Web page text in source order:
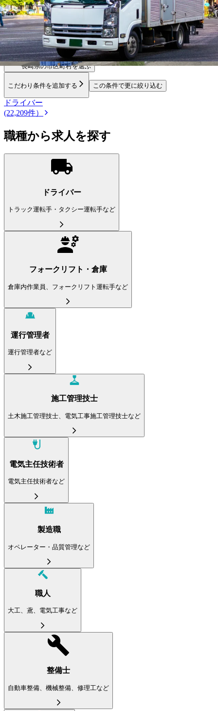
勤務エリア
都道府県を変更
長崎県の市区町村を選ぶ
こだわり条件を追加する この条件で更に絞り込む
ドライバー
(22,209件）
職種から求人を探す
ドライバー
トラック運転手・タクシー運転手など
フォークリフト・倉庫
倉庫内作業員、フォークリフト運転手など
運行管理者
運行管理者など
施工管理技士
土木施工管理技士、電気工事施工管理技士など
電気主任技術者
電気主任技術者など
製造職
オペレーター・品質管理など
職人
大工、鳶、電気工事など
整備士
自動車整備、機械整備、修理工など